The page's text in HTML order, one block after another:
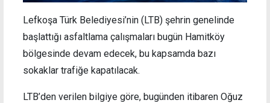
Lefkoşa Türk Belediyesi’nin (LTB) şehrin genelinde
başlattığı asfaltlama çalışmaları bugün Hamitköy
bölgesinde devam edecek, bu kapsamda bazı
sokaklar trafiğe kapatılacak.
LTB’den verilen bilgiye göre, bugünden itibaren Oğuz